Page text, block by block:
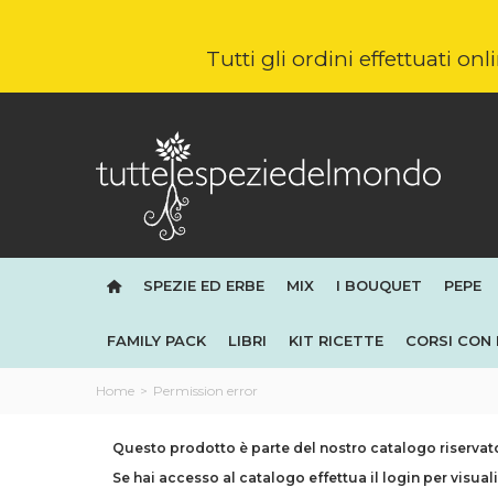
Tutti gli ordini effettuati
SPEZIE ED ERBE MIX I BOUQUET PEPE
FAMILY PACK LIBRI KIT RICETTE CORSI CON
Home > Permission error
Questo prodotto è parte del nostro catalogo
Se hai accesso al catalogo effettua il login per